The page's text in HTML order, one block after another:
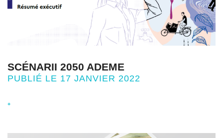
SCÉNARII 2050 ADEME
PUBLIÉ LE 17 JANVIER 2022
+